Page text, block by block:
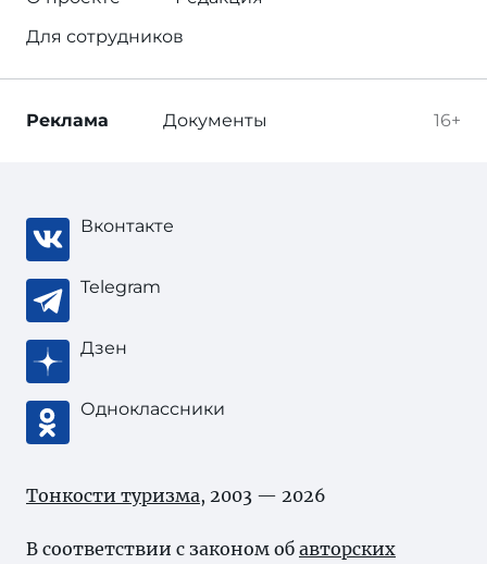
Для сотрудников
16+
Реклама Документы
Вконтакте
Telegram
Дзен
Одноклассники
Тонкости туризма, 2003 — 2026
В соответствии с законом об авторских